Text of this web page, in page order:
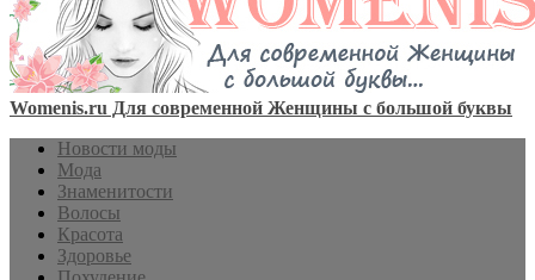
Womenis.ru Для современной Женщины с большой буквы
Новости моды
Мода
Знаменитости
Волосы
Красота
Здоровье